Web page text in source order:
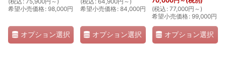
希望小売価格: 98,000円
オプション選択
希望小売価格: 84,000円
オプション選択
(税込 : 77,000円 ～)
希望小売価格: 99,000円
オプション選択